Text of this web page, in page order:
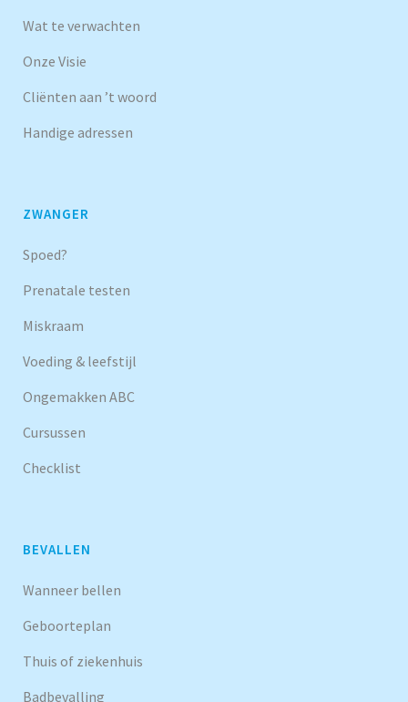
Wat te verwachten
Onze Visie
Cliënten aan ’t woord
Handige adressen
ZWANGER
Spoed?
Prenatale testen
Miskraam
Voeding & leefstijl
Ongemakken ABC
Cursussen
Checklist
BEVALLEN
Wanneer bellen
Geboorteplan
Thuis of ziekenhuis
Badbevalling